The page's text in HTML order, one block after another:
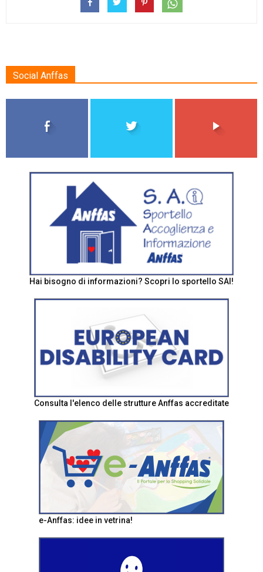
Social Anffas
Hai bisogno di informazioni? Scopri lo sportello SAI!
Consulta l'elenco delle strutture Anffas accreditate
e-Anffas: idee in vetrina!